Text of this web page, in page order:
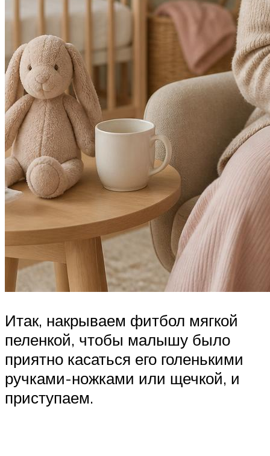
Итак, накрываем фитбол мягкой
пеленкой, чтобы малышу было
приятно касаться его голенькими
ручками-ножками или щечкой, и
приступаем.